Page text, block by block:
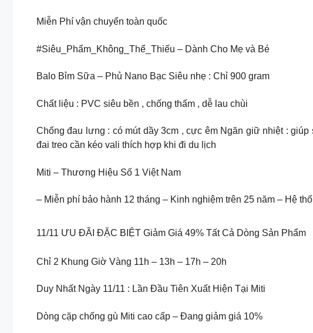
Miễn Phí vận chuyển toàn quốc
#Siêu_Phẩm_Không_Thể_Thiếu – Dành Cho Mẹ và Bé
Balo Bỉm Sữa – Phủ Nano Bạc Siêu nhẹ : Chỉ 900 gram
Chất liệu : PVC siêu bền , chống thấm , dễ lau chùi
Chống đau lưng : có mút dầy 3cm , cực êm Ngăn giữ nhiệt :
đai treo cần kéo vali thích hợp khi đi du lịch
Miti – Thương Hiệu Số 1 Việt Nam
– Miễn phí bảo hành 12 tháng – Kinh nghiệm trên 25 năm – Hệ
11/11 ƯU ĐÃI ĐẶC BIỆT Giảm Giá 49% Tất Cả Dòng Sản Phẩm
Chỉ 2 Khung Giờ Vàng 11h – 13h – 17h – 20h
Duy Nhất Ngày 11/11 : Lần Đầu Tiên Xuất Hiện Tại Miti
Dòng cặp chống gù Miti cao cấp – Đang giảm giá 10%